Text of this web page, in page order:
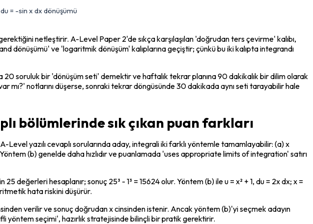
= -sin x dx dönüşümü
netleştirir. A-Level Paper 2'de sıkça karşılaşılan 'doğrudan ters çevirme' kalıbı,
dönüşümü' ve 'logaritmik dönüşüm' kalıplarına geçiştir; çünkü bu iki kalıpta integrandı
soruluk bir 'dönüşüm seti' demektir ve haftalık tekrar planına 90 dakikalık bir dilim olarak
mı?' notlarını düşerse, sonraki tekrar döngüsünde 30 dakikada aynı seti tarayabilir hale
bölümlerinde sık çıkan puan farkları
Level yazılı cevaplı sorularında aday, integrali iki farklı yöntemle tamamlayabilir: (a) x
(b) genelde daha hızlıdır ve puanlamada 'uses appropriate limits of integration' satırı
değerleri hesaplanır; sonuç 25³ - 1³ = 15624 olur. Yöntem (b) ile u = x² + 1, du = 2x dx; x =
hata riskini düşürür.
verilir ve sonuç doğrudan x cinsinden istenir. Ancak yöntem (b)'yi seçmek adayın
yöntem seçimi', hazırlık stratejisinde bilinçli bir pratik gerektirir.